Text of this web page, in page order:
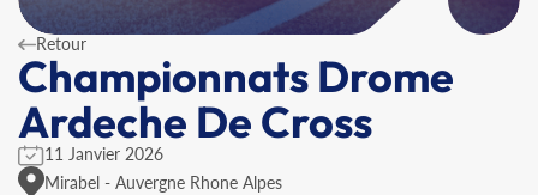
Retour
Championnats Drome
Ardeche De Cross
11 Janvier 2026
Mirabel - Auvergne Rhone Alpes